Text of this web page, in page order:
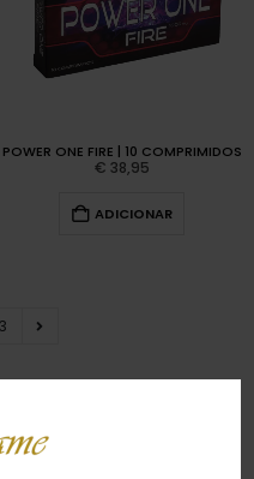
POWER ONE FIRE | 10 COMPRIMIDOS
€ 38,95
ADICIONAR
3
um melhor